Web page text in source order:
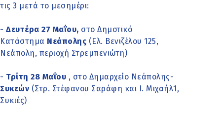
τις 3 μετά το μεσημέρι:
- Δευτέρα 27 Μαΐου, στο Δημοτικό
Κατάστημα Νεάπολης (Ελ. Βενιζέλου 125,
Νεάπολη, περιοχή Στρεμπενιώτη)
- Τρίτη 28 Μαΐου , στο Δημαρχείο Νεάπολης-
Συκεών (Στρ. Στέφανου Σαράφη και Ι. Μιχαήλ1,
Συκιές)